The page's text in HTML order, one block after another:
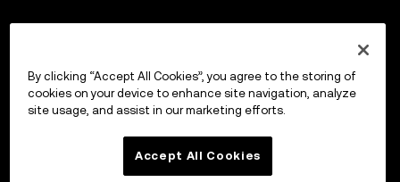
By clicking “Accept All Cookies”, you agree to the storing of
cookies on your device to enhance site navigation, analyze
site usage, and assist in our marketing efforts.
Accept All Cookies